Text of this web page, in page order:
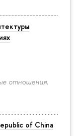
отношения.
of China